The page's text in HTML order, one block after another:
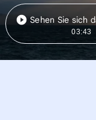
Sehen Sie sich
03:43